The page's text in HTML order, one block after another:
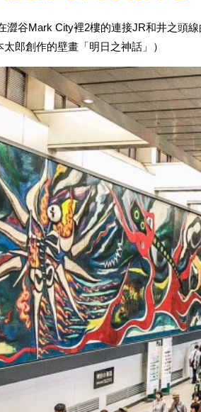
澀谷Mark City裡2樓的連接JR和井之頭
太郎創作的壁畫「明日之神話」）